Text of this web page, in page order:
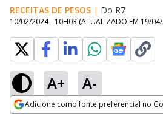
RECEITAS DE PESOS | Do R7
10/02/2024 - 10H03 (ATUALIZADO EM 19/
A+ A-
Adicione como fonte preferencial no